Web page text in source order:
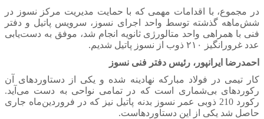
در مجموع، با اقدامات مهمی که با حمایت مدیریت مرکز نسوز در
شش‌ماهه گذشته توسط واحد اجرای نسوز، سرویس پاتیل و دفتر
فنی با همراهی واحد متالورژی ثانویه انجام شد، موفق به دست‌یابی
عدد غرورانگیز ۲۱۰ ذوب از نسوز پاتیل شدیم.
احمدرضا ایرانپور، رئیس دفتر فنی نسوز
کار تیمی در فولاد مبارکه نهادینه‌ شده و یکی از دستاوردهای آن
رکوردهای بی‌شماری است که در تمامی نواحی به دست می‌آید.
رکورد 210 ذوبی عمر نسوز بدنه پاتیل نیز که در فروردین‌ماه جاری
حاصل شد یکی از این دستاوردهاست.